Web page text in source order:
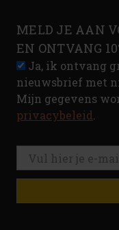
MELD JE AAN
EN ONTVANG
Ja, ik ontvang
nieuwsbrief met
Mijn gegevens
privacybeleid